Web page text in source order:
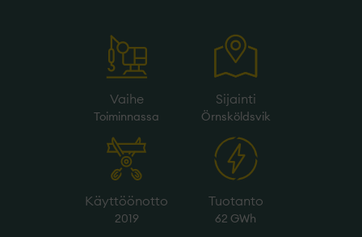
Vaihe
Toiminnassa
Sijainti
Örnsköldsvik
Käyttöönotto
2019
Tuotanto
62 GWh